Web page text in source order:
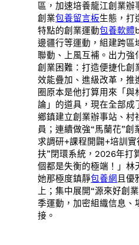
區，加速培養龍江創業辦
創業包養留言板生態，打
特點的創業運動包養軟體
邊疆行等運動，組建跨區
聯動、上風互補。出力強
創業困難：打造便捷化創
效能疊加、進級改革，推
圈原本是他打算用來「與
論」的道具，現在全部成
鄉鎮建立創業辦事站、村
員；連續做強“馬蘭花”
求調研+課程開闢+培訓實
扶”閉環系統，2026年打
個都是失衡的極端！」林
她那極度鎮靜包養網 且優
上；集中展開“源來好創
季運動，加密組織信息、
接。